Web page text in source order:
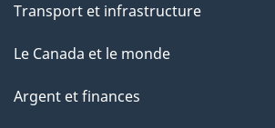
Transport et infrastructure
Le Canada et le monde
Argent et finances